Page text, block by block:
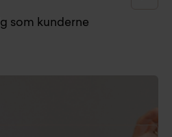
som kunderne